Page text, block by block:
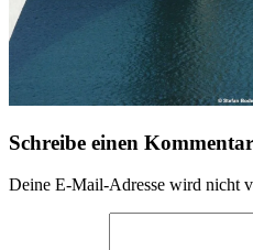
Schreibe einen Kommentar
Deine E-Mail-Adresse wird nicht